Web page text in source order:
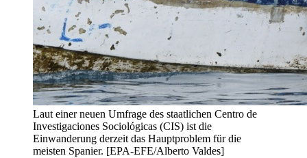
Laut einer neuen Umfrage des staatlichen Centro de
Investigaciones Sociológicas (CIS) ist die
Einwanderung derzeit das Hauptproblem für die
meisten Spanier. [EPA-EFE/Alberto Valdes]